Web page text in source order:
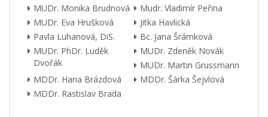
MUDr. Monika Brudnová
Mudr. Vladimír Peřina
MUDr. Eva Hrušková
Jitka Havlická
Pavla Luhanová, DiS.
Bc. Jana Šrámková
MUDr. PhDr. Luděk
Dvořák
MUDr. Zdeněk Novák
MUDr. Martin Grussmann
MDDr. Hana Brázdová
MDDr. Šárka Šejvlová
MDDr. Rastislav Brada